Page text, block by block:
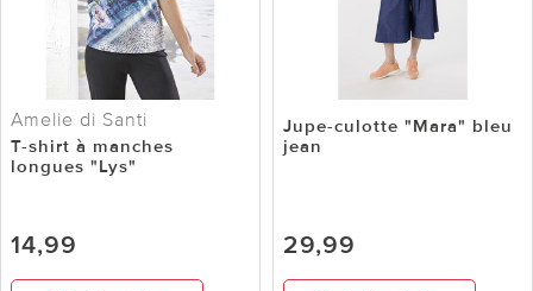
Amelie di Santi
T-shirt à manches
longues "Lys"
14,99
Jupe-culotte "Mara" bleu
jean
29,99